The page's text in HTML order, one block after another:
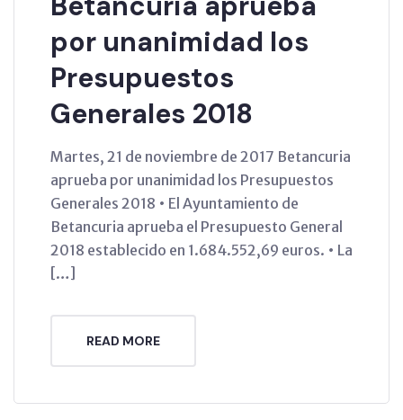
por unanimidad los
Presupuestos
Generales 2018
Martes, 21 de noviembre de 2017 Betancuria
aprueba por unanimidad los Presupuestos
Generales 2018 • El Ayuntamiento de
Betancuria aprueba el Presupuesto General
2018 establecido en 1.684.552,69 euros. • La
[…]
READ MORE